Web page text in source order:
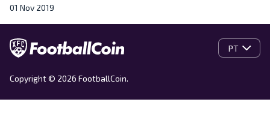
01 Nov 2019
PT
Copyright © 2026 FootballCoin.